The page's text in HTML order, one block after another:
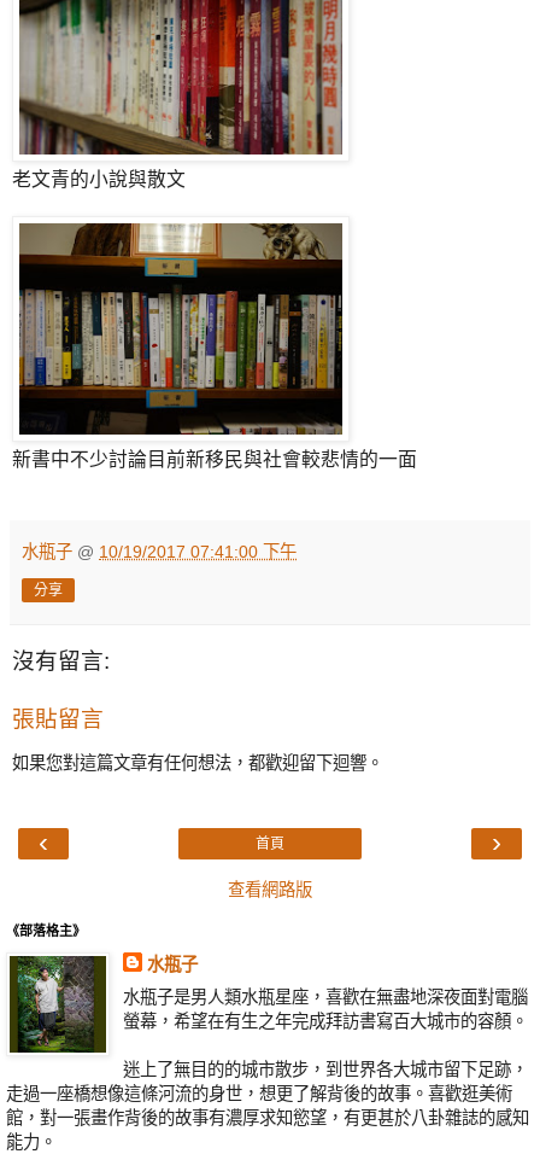
老文青的小說與散文
新書中不少討論目前新移民與社會較悲情的一面
水瓶子 @ 10/19/2017 07:41:00 下午
分享
沒有留言:
張貼留言
如果您對這篇文章有任何想法，都歡迎留下迴響。
‹ ›
首頁
查看網路版
《部落格主》
水瓶子
水瓶子是男人類水瓶星座，喜歡在無盡地深夜面對電腦
螢幕，希望在有生之年完成拜訪書寫百大城市的容顏。
迷上了無目的的城市散步，到世界各大城市留下足跡，
走過一座橋想像這條河流的身世，想更了解背後的故事。喜歡逛美術
館，對一張畫作背後的故事有濃厚求知慾望，有更甚於八卦雜誌的感知
能力。